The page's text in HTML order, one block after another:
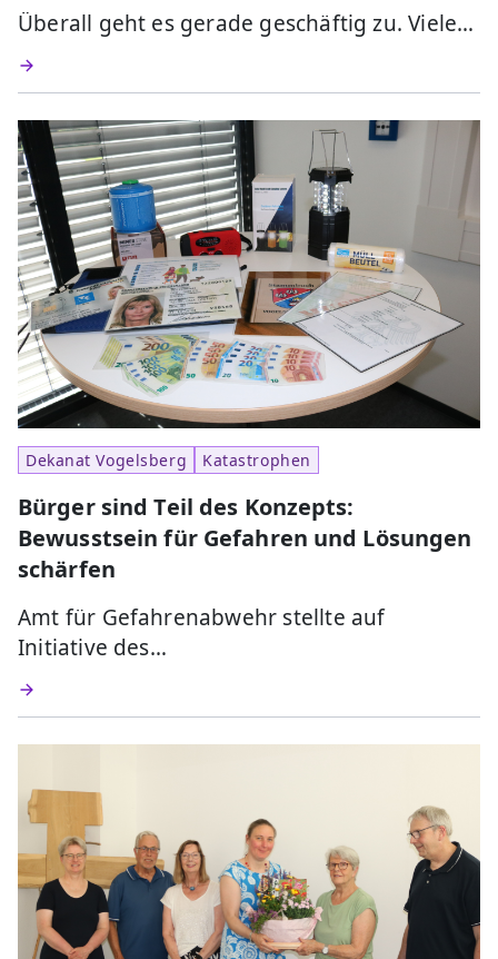
Überall geht es gerade geschäftig zu. Viele…
Dekanat Vogelsberg Katastrophen
Bürger sind Teil des Konzepts:
Bewusstsein für Gefahren und Lösungen
schärfen
Amt für Gefahrenabwehr stellte auf
Initiative des…